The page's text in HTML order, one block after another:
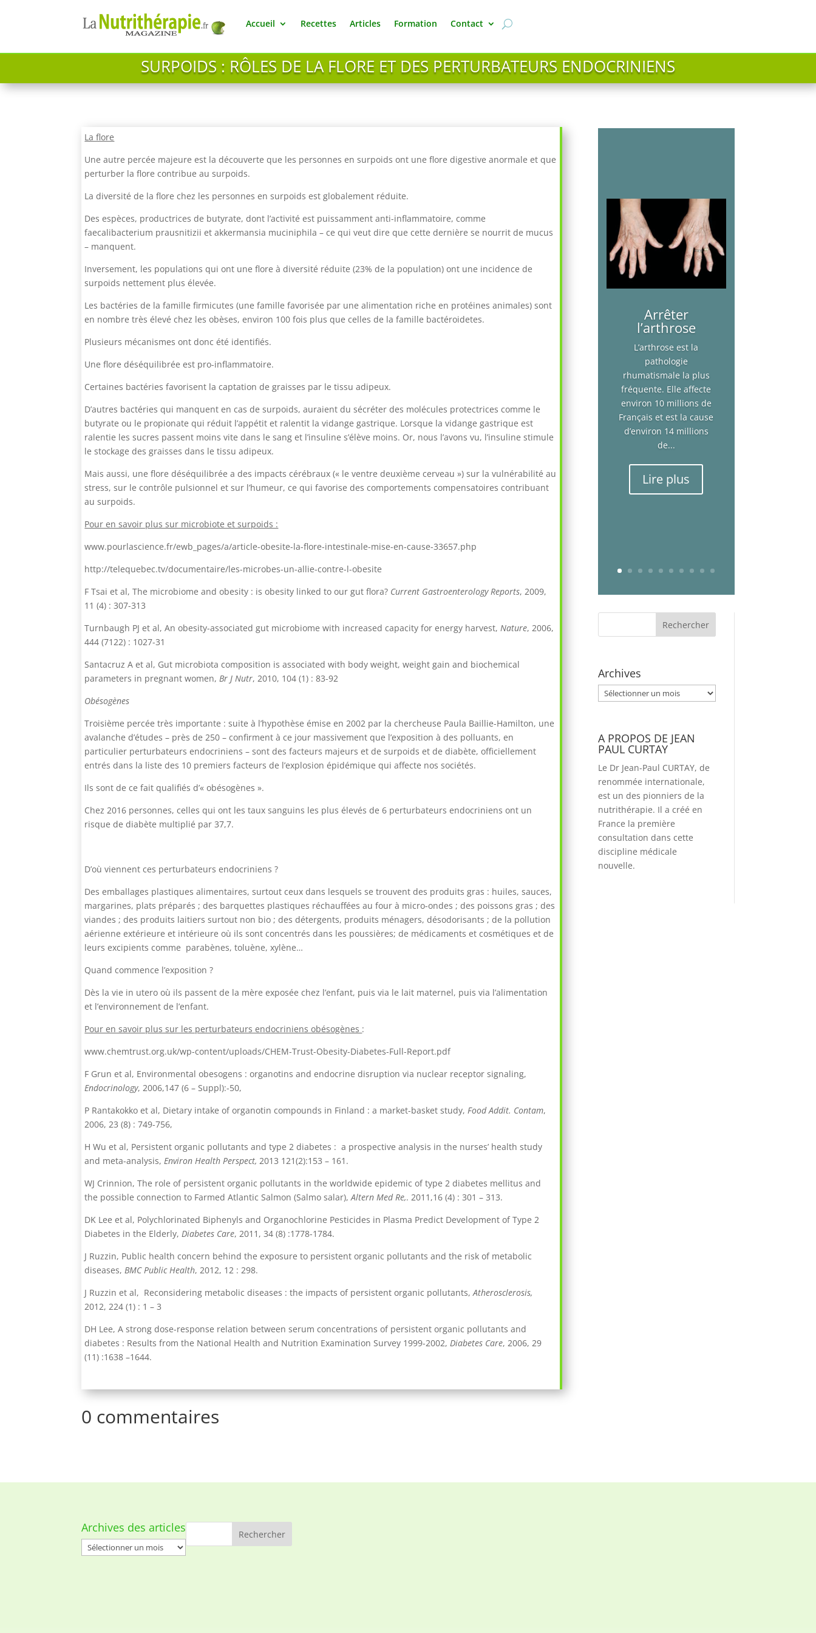
Accueil Recettes Articles Formation Contact
SURPOIDS : RÔLES DE LA FLORE ET DES PERTURBATEURS ENDOCRINIENS
La flore
Une autre percée majeure est la découverte que les personnes en surpoids ont une flore digestive anormale et que
perturber la flore contribue au surpoids.
La diversité de la flore chez les personnes en surpoids est globalement réduite.
Des espèces, productrices de butyrate, dont l’activité est puissamment anti-inflammatoire, comme
faecalibacterium prausnitizii et akkermansia muciniphila – ce qui veut dire que cette dernière se nourrit de mucus
– manquent.
Inversement, les populations qui ont une flore à diversité réduite (23% de la population) ont une incidence de
surpoids nettement plus élevée.
Les bactéries de la famille firmicutes (une famille favorisée par une alimentation riche en protéines animales) sont
en nombre très élevé chez les obèses, environ 100 fois plus que celles de la famille bactéroidetes.
Plusieurs mécanismes ont donc été identifiés.
Une flore déséquilibrée est pro-inflammatoire.
Certaines bactéries favorisent la captation de graisses par le tissu adipeux.
D’autres bactéries qui manquent en cas de surpoids, auraient du sécréter des molécules protectrices comme le
butyrate ou le propionate qui réduit l’appétit et ralentit la vidange gastrique. Lorsque la vidange gastrique est
ralentie les sucres passent moins vite dans le sang et l’insuline s’élève moins. Or, nous l’avons vu, l’insuline stimule
le stockage des graisses dans le tissu adipeux.
Mais aussi, une flore déséquilibrée a des impacts cérébraux (« le ventre deuxième cerveau ») sur la vulnérabilité au
stress, sur le contrôle pulsionnel et sur l’humeur, ce qui favorise des comportements compensatoires contribuant
au surpoids.
Pour en savoir plus sur microbiote et surpoids :
www.pourlascience.fr/ewb_pages/a/article-obesite-la-flore-intestinale-mise-en-cause-33657.php
http://telequebec.tv/documentaire/les-microbes-un-allie-contre-l-obesite
F Tsai et al, The microbiome and obesity : is obesity linked to our gut flora? Current Gastroenterology Reports, 2009,
11 (4) : 307-313
Turnbaugh PJ et al, An obesity-associated gut microbiome with increased capacity for energy harvest, Nature, 2006,
444 (7122) : 1027-31
Santacruz A et al, Gut microbiota composition is associated with body weight, weight gain and biochemical
parameters in pregnant women,Br J Nutr, 2010, 104 (1) : 83-92
Obésogènes
Troisième percée très importante : suite à l’hypothèse émise en 2002 par la chercheuse Paula Baillie-Hamilton, une
avalanche d’études – près de 250 – confirment à ce jour massivement que l’exposition à des polluants, en
particulier perturbateurs endocriniens – sont des facteurs majeurs et de surpoids et de diabète, officiellement
entrés dans la liste des 10 premiers facteurs de l’explosion épidémique qui affecte nos sociétés.
Ils sont de ce fait qualifiés d’« obésogènes ».
Chez 2016 personnes, celles qui ont les taux sanguins les plus élevés de 6 perturbateurs endocriniens ont un
risque de diabète multiplié par 37,7.
D’où viennent ces perturbateurs endocriniens ?
Des emballages plastiques alimentaires, surtout ceux dans lesquels se trouvent des produits gras : huiles, sauces,
margarines, plats préparés ; des barquettes plastiques réchauffées au four à micro-ondes ; des poissons gras ; des
viandes ; des produits laitiers surtout non bio ; des détergents, produits ménagers, désodorisants ; de la pollution
aérienne extérieure et intérieure où ils sont concentrés dans les poussières; de médicaments et cosmétiques et de
leurs excipients comme parabènes, toluène, xylène…
Quand commence l’exposition ?
Dès la vie in utero où ils passent de la mère exposée chez l’enfant, puis via le lait maternel, puis via l’alimentation
et l’environnement de l’enfant.
Pour en savoir plus sur les perturbateurs endocriniens obésogènes :
www.chemtrust.org.uk/wp-content/uploads/CHEM-Trust-Obesity-Diabetes-Full-Report.pdf
F Grun et al, Environmental obesogens : organotins and endocrine disruption via nuclear receptor signaling,
Endocrinology, 2006,147 (6 – Suppl):-50,
P Rantakokko et al, Dietary intake of organotin compounds in Finland : a market-basket study,Food Addit. Contam,
2006, 23 (8) : 749-756,
H Wu et al, Persistent organic pollutants and type 2 diabetes : a prospective analysis in the nurses’ health study
and meta-analysis, Environ Health Perspect, 2013 121(2):153 – 161.
WJ Crinnion, The role of persistent organic pollutants in the worldwide epidemic of type 2 diabetes mellitus and
the possible connection to Farmed Atlantic Salmon (Salmo salar),Altern Med Re,. 2011,16 (4) : 301 – 313.
DK Lee et al, Polychlorinated Biphenyls and Organochlorine Pesticides in Plasma Predict Development of Type 2
Diabetes in the Elderly, Diabetes Care, 2011, 34 (8) :1778-1784.
J Ruzzin, Public health concern behind the exposure to persistent organic pollutants and the risk of metabolic
diseases,BMC Public Health, 2012, 12 : 298.
J Ruzzin et al, Reconsidering metabolic diseases : the impacts of persistent organic pollutants,Atherosclerosis,
2012, 224 (1) : 1 – 3
DH Lee, A strong dose-response relation between serum concentrations of persistent organic pollutants and
diabetes : Results from the National Health and Nutrition Examination Survey 1999-2002, Diabetes Care, 2006, 29
(11) :1638 –1644.
0 commentaires
Arrêter
l’arthrose
L’arthrose est la
pathologie
rhumatismale la plus
fréquente. Elle affecte
environ 10 millions de
Français et est la cause
d’environ 14 millions
de...
Lire plus
Archives
Archives
A PROPOS DE JEAN
PAUL CURTAY
Le Dr Jean-Paul CURTAY, de
renommée internationale,
est un des pionniers de la
nutrithérapie. Il a créé en
France la première
consultation dans cette
discipline médicale
nouvelle.
Archives des articles
Archives
des